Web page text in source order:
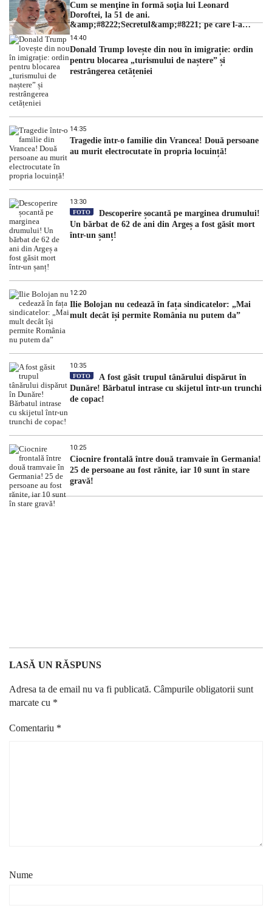
Cum se menţine în formă soţia lui Leonard
Doroftei, la 51 de ani.
&amp;#8222;Secretul&amp;#8221; pe care l-a
dezvăluit
14:40
Donald Trump lovește din nou în imigrație: ordin
pentru blocarea „turismului de naștere” și
restrângerea cetățeniei
14:35
Tragedie într-o familie din Vrancea! Două persoane
au murit electrocutate în propria locuință!
13:30
FOTO
Descoperire șocantă pe marginea drumului!
Un bărbat de 62 de ani din Argeș a fost găsit mort
într-un șanț!
12:20
Ilie Bolojan nu cedează în fața sindicatelor: „Mai
mult decât își permite România nu putem da”
10:35
FOTO
A fost găsit trupul tânărului dispărut în
Dunăre! Bărbatul intrase cu skijetul într-un trunchi
de copac!
10:25
Ciocnire frontală între două tramvaie în Germania!
25 de persoane au fost rănite, iar 10 sunt în stare
gravă!
LASĂ UN RĂSPUNS
Adresa ta de email nu va fi publicată. Câmpurile obligatorii sunt
marcate cu *
Comentariu *
Nume